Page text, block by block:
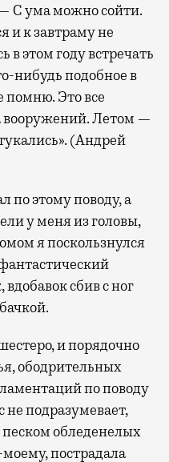
С ума можно сойти.
и к завтраму не
в этом году встречать
нибудь подобное в
помню. Это все
вооружений. Летом —
(Андрей
по этому поводу, а
у меня из головы,
я поскользнулся
сбив с ног
и порядочно
ободрительных
по поводу
не подразумевает,
обледенелых
пострадала